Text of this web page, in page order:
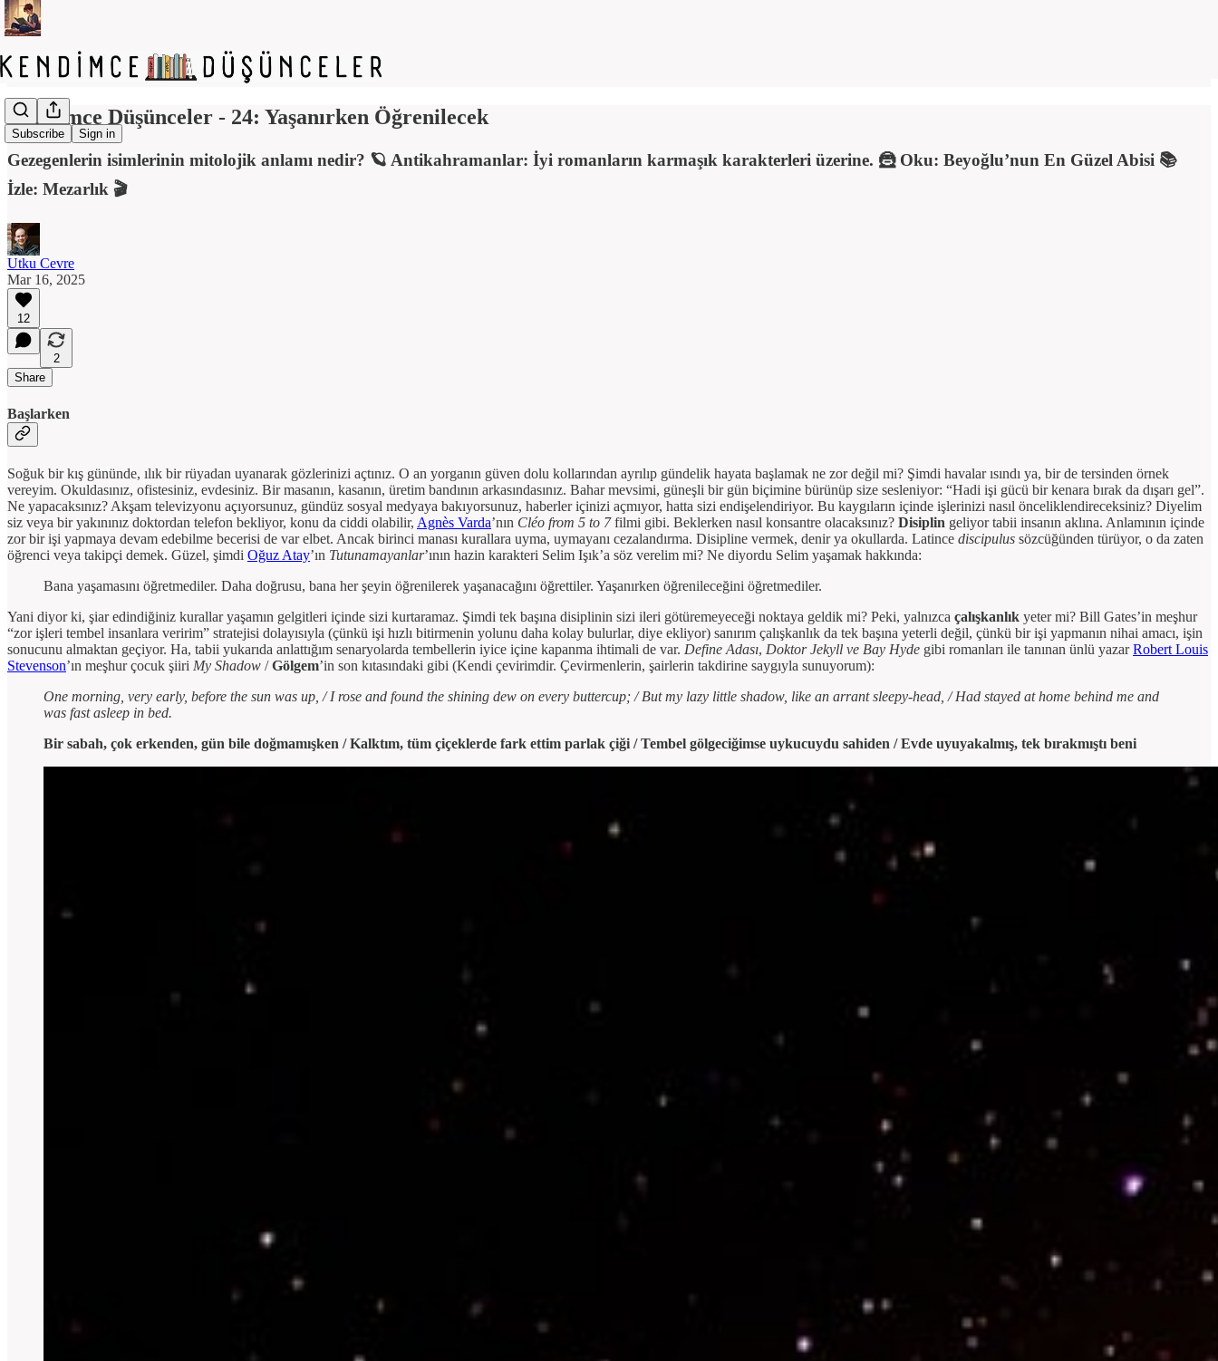
Subscribe Sign in
Kendimce Düşünceler - 24: Yaşanırken Öğrenilecek
Gezegenlerin isimlerinin mitolojik anlamı nedir? 🪐 Antikahramanlar: İyi romanların karmaşık karakterleri üzerine. 🦹 Oku: Beyoğlu’nun En Güzel Abisi 📚
İzle: Mezarlık 🎬
Utku Cevre
Mar 16, 2025
12
2
Share
Başlarken
Soğuk bir kış gününde, ılık bir rüyadan uyanarak gözlerinizi açtınız. O an yorganın güven dolu kollarından ayrılıp gündelik hayata başlamak ne zor değil mi? Şimdi havalar ısındı ya, bir de tersinden örnek
vereyim. Okuldasınız, ofistesiniz, evdesiniz. Bir masanın, kasanın, üretim bandının arkasındasınız. Bahar mevsimi, güneşli bir gün biçimine bürünüp size sesleniyor: “Hadi işi gücü bir kenara bırak da dışarı gel”.
Ne yapacaksınız? Akşam televizyonu açıyorsunuz, gündüz sosyal medyaya bakıyorsunuz, haberler içinizi açmıyor, hatta sizi endişelendiriyor. Bu kaygıların içinde işlerinizi nasıl önceliklendireceksiniz? Diyelim
siz veya bir yakınınız doktordan telefon bekliyor, konu da ciddi olabilir, Agnès Varda’nın Cléo from 5 to 7filmi gibi. Beklerken nasıl konsantre olacaksınız? Disiplin geliyor tabii insanın aklına. Anlamının içinde
zor bir işi yapmaya devam edebilme becerisi de var elbet. Ancak birinci manası kurallara uyma, uymayanı cezalandırma. Disipline vermek, denir ya okullarda. Latince discipulus sözcüğünden türüyor, o da zaten
öğrenci veya takipçi demek. Güzel, şimdi Oğuz Atay’ın Tutunamayanlar’ının hazin karakteri Selim Işık’a söz verelim mi? Ne diyordu Selim yaşamak hakkında:
Bana yaşamasını öğretmediler. Daha doğrusu, bana her şeyin öğrenilerek yaşanacağını öğrettiler. Yaşanırken öğrenileceğini öğretmediler.
Yani diyor ki, şiar edindiğiniz kurallar yaşamın gelgitleri içinde sizi kurtaramaz. Şimdi tek başına disiplinin sizi ileri götüremeyeceği noktaya geldik mi? Peki, yalnızca çalışkanlık yeter mi? Bill Gates’in meşhur
“zor işleri tembel insanlara veririm” stratejisi dolayısıyla (çünkü işi hızlı bitirmenin yolunu daha kolay bulurlar, diye ekliyor) sanırım çalışkanlık da tek başına yeterli değil, çünkü bir işi yapmanın nihai amacı, işin
sonucunu almaktan geçiyor. Ha, tabii yukarıda anlattığım senaryolarda tembellerin iyice içine kapanma ihtimali de var. Define Adası, Doktor Jekyll ve Bay Hyde gibi romanları ile tanınan ünlü yazarRobert Louis
Stevenson’ın meşhur çocuk şiiri My Shadow /Gölgem’in son kıtasındaki gibi (Kendi çevirimdir. Çevirmenlerin, şairlerin takdirine saygıyla sunuyorum):
One morning, very early, before the sun was up, / I rose and found the shining dew on every buttercup; / But my lazy little shadow, like an arrant sleepy-head, / Had stayed at home behind me and
was fast asleep in bed.
Bir sabah, çok erkenden, gün bile doğmamışken / Kalktım, tüm çiçeklerde fark ettim parlak çiği / Tembel gölgeciğimse uykucuydu sahiden / Evde uyuyakalmış, tek bırakmıştı beni